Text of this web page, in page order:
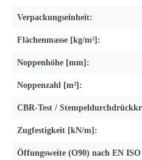
Verpackungseinheit:
Flächenmasse [kg/m²]:
Noppenhöhe [mm]:
Noppenzahl [m²]:
CBR-Test /
Zugfestigkeit [kN/m]:
Öffungsweite (O90) nach EN